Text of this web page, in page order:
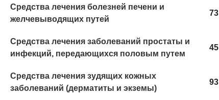
Средства лечения болезней печени и
желчевыводящих путей
73
Средства лечения заболеваний простаты и
инфекций, передающихся половым путем
45
Средства лечения зудящих кожных
заболеваний (дерматиты и экземы)
93